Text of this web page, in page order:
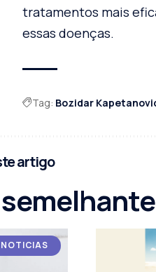
tratamentos mais
essas doenças.
Tag: Bozidar
artigo
NOTICIAS